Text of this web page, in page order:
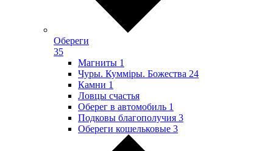
Обереги
35
Магниты 1
Чуры. Куммiры. Божества 24
Камни 1
Ловцы счастья
Оберег в автомобиль 1
Подковы благополучия 3
Обереги кошельковые 3